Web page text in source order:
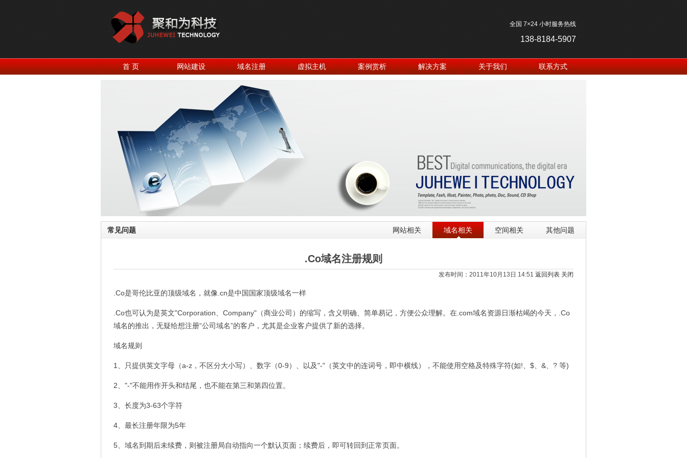
全国 7×24 小时服务热线
138-8184-5907
首 页 网站建设 域名注册 虚拟主机 案例赏析 解决方案 关于我们 联系方式
常见问题 网站相关 域名相关 空间相关 其他问题
.Co域名注册规则
发布时间：2011年10月13日 14:51 返回列表 关闭
.Co是哥伦比亚的顶级域名，就像.cn是中国国家顶级域名一样
.Co也可认为是英文"Corporation、Company"（商业公司）的缩写，含义明确、简单易记，方便公众理解。在.com域名资源日渐枯竭的今天，.Co
域名的推出，无疑给想注册“公司域名”的客户，尤其是企业客户提供了新的选择。
域名规则
1、只提供英文字母（a-z，不区分大小写）、数字（0-9）、以及"-"（英文中的连词号，即中横线），不能使用空格及特殊字符(如!、$、&、? 等)
2、"-"不能用作开头和结尾，也不能在第三和第四位置。
3、长度为3-63个字符
4、最长注册年限为5年
5、域名到期后未续费，则被注册局自动指向一个默认页面；续费后，即可转回到正常页面。